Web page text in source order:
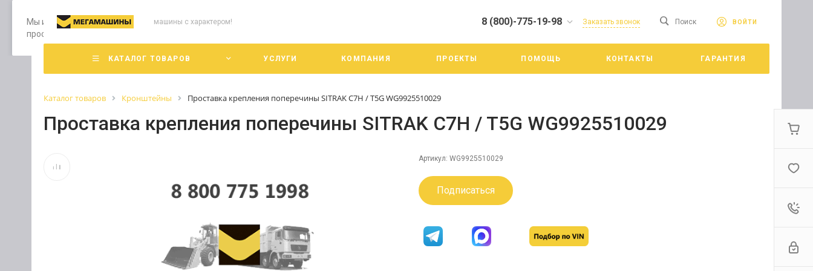
Мы используем файлы cookie, разработанные нашими специалистами и третьими лицами, для анализа событий на нашем веб-сайте. Продолжая
просмотр страниц нашего сайта, вы принимаете условия его использования. Более подробные сведения смотрите в Политике конфиденциальности
Принять
машины с характером! 8 (800)-775-19-98
г. Челябинск ул. Троицкий
тракт 20А/3
Заказать звонок Поиск ВОЙТИ
КАТАЛОГ ТОВАРОВ УСЛУГИ КОМПАНИЯ ПРОЕКТЫ ПОМОЩЬ КОНТАКТЫ ГАРАНТИЯ
Каталог товаров Кронштейны Проставка крепления поперечины SITRAK C7H / T5G WG9925510029
Проставка крепления поперечины SITRAK C7H / T5G WG9925510029
Артикул: WG9925510029
Подписаться